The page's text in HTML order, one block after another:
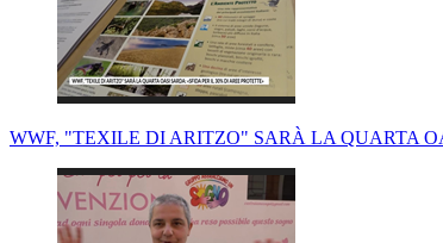
WWF, "TEXILE DI ARITZO" SARÀ LA QUARTA